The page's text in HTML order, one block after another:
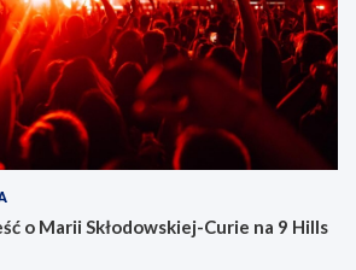
o Marii Skłodowskiej-Curie na 9 Hills